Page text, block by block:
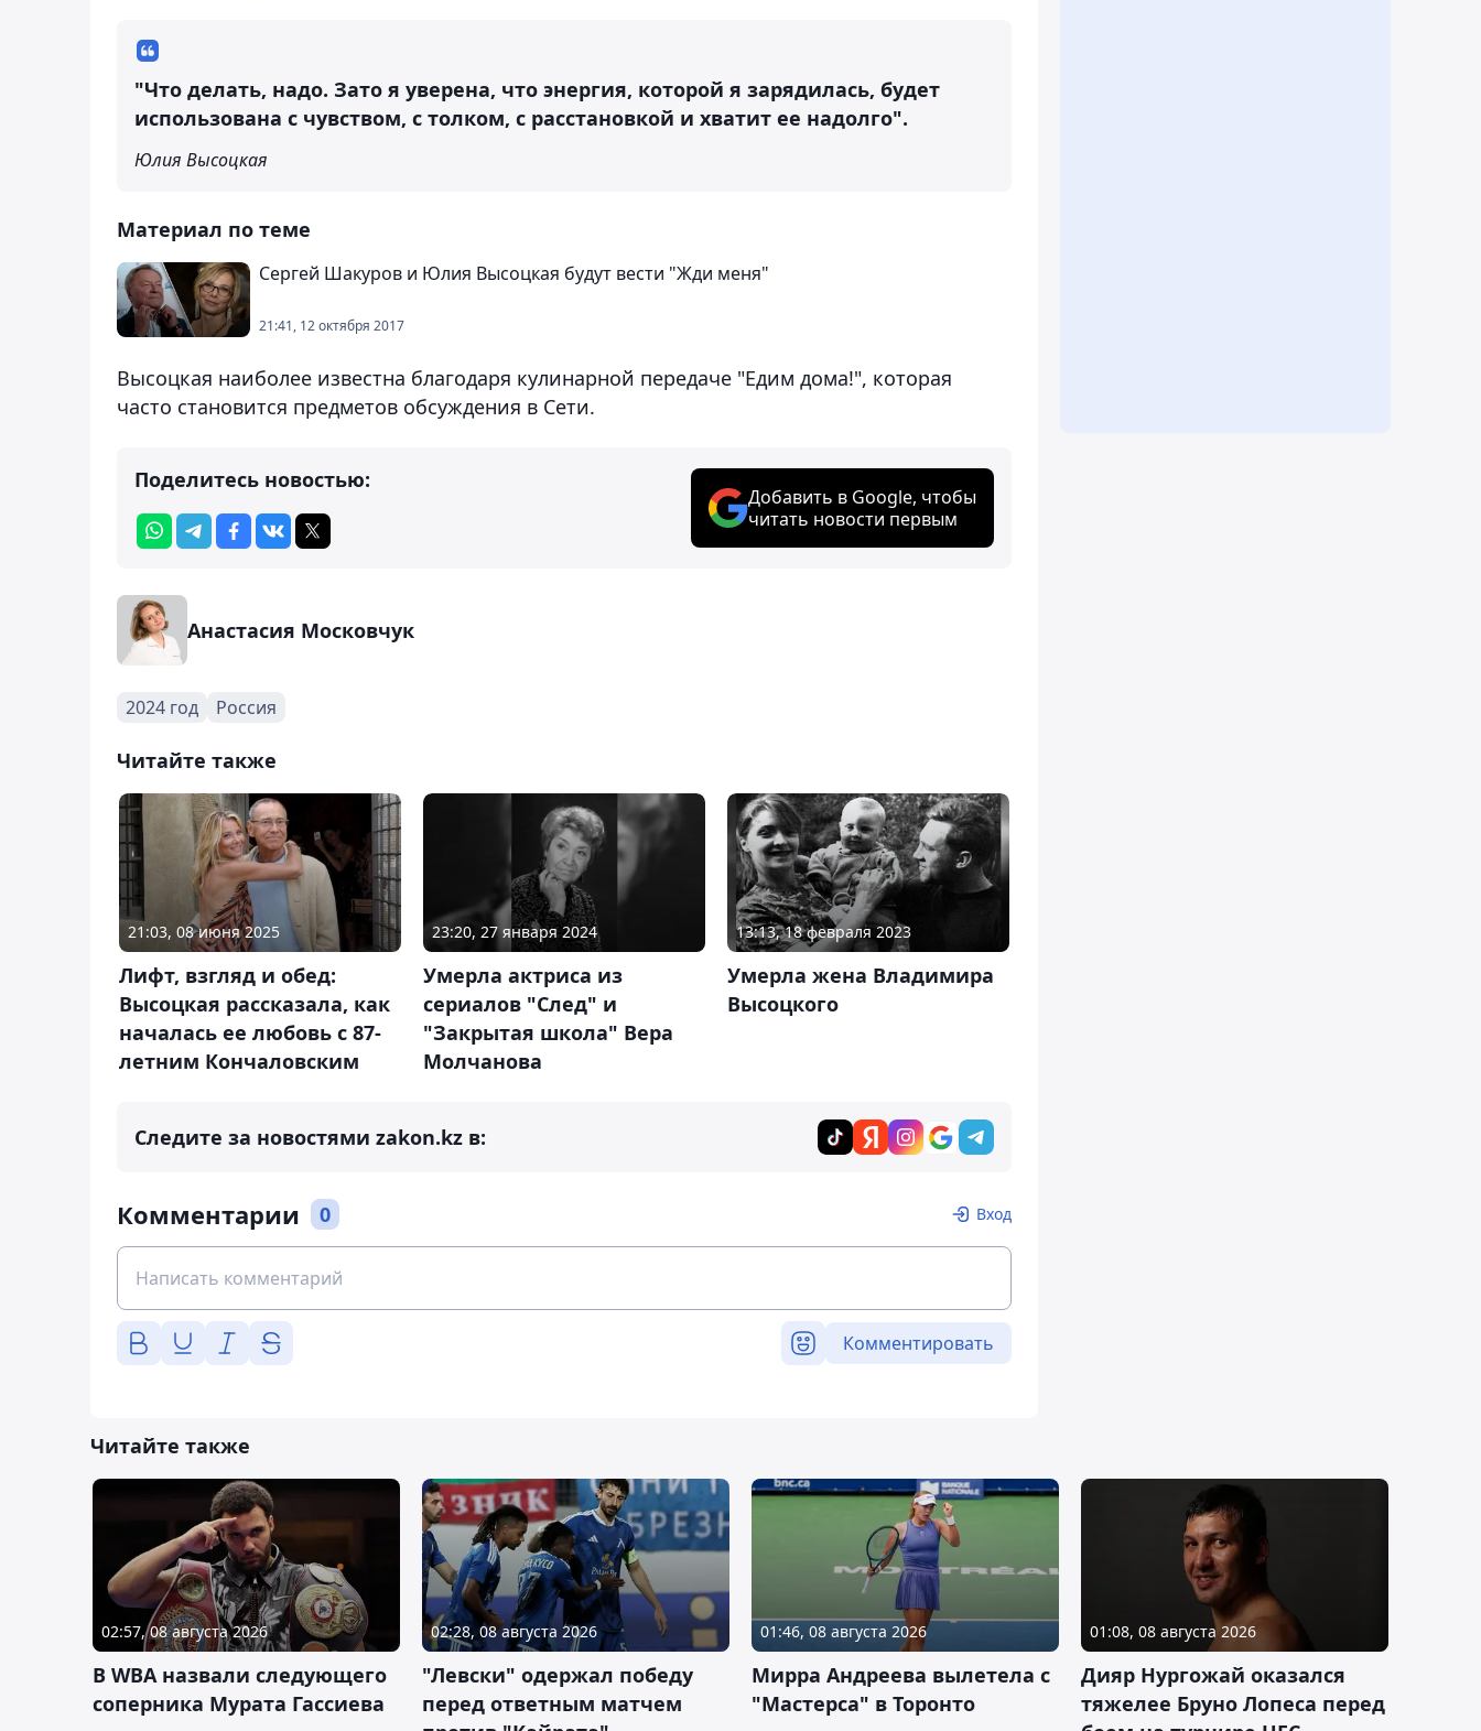
"Что делать, надо. Зато я уверена, что энергия, которой я зарядилась, будет
использована с чувством, с толком, с расстановкой и хватит ее надолго".
Юлия Высоцкая
Материал по теме
Сергей Шакуров и Юлия Высоцкая будут вести "Жди меня"
21:41, 12 октября 2017
Высоцкая наиболее известна благодаря кулинарной передаче "Едим дома!", которая
часто становится предметов обсуждения в Сети.
Поделитесь новостью:
Добавить в Google, чтобы
читать новости первым
Анастасия Московчук
2024 год Россия
Читайте также
21:03, 08 июня 2025
Лифт, взгляд и обед:
Высоцкая рассказала, как
началась ее любовь с 87-
летним Кончаловским
23:20, 27 января 2024
Умерла актриса из
сериалов "След" и
"Закрытая школа" Вера
Молчанова
13:13, 18 февраля 2023
Умерла жена Владимира
Высоцкого
Следите за новостями zakon.kz в:
Комментарии 0 Вход
Комментировать
Читайте также
02:57, 08 августа 2026
В WBA назвали следующего
соперника Мурата Гассиева
02:28, 08 августа 2026
"Левски" одержал победу
перед ответным матчем
01:46, 08 августа 2026
Мирра Андреева вылетела с
"Мастерса" в Торонто
01:08, 08 августа 2026
Дияр Нургожай оказался
тяжелее Бруно Лопеса перед